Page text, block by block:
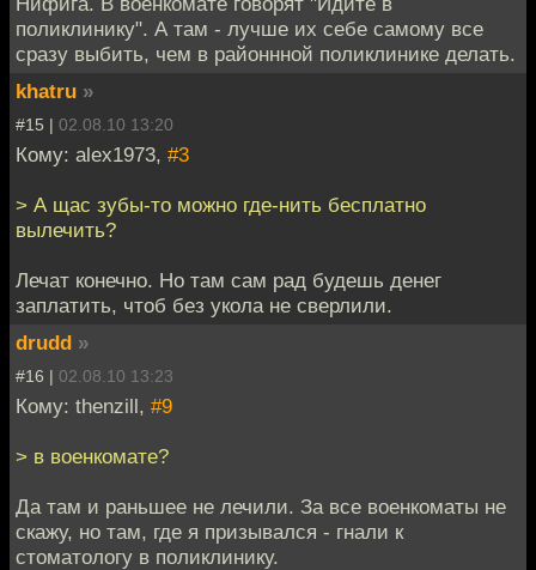
поликлинику". А там - лучше их себе самому все
сразу выбить, чем в районнной поликлинике делать.
khatru »
#15 | 02.08.10 13:20
Кому: alex1973, #3
> А щас зубы-то можно где-нить бесплатно
вылечить?
Лечат конечно. Но там сам рад будешь денег
заплатить, чтоб без укола не сверлили.
drudd »
#16 | 02.08.10 13:23
Кому: thenzill, #9
> в военкомате?
Да там и раньшее не лечили. За все военкоматы не
скажу, но там, где я призывался - гнали к
стоматологу в поликлинику.